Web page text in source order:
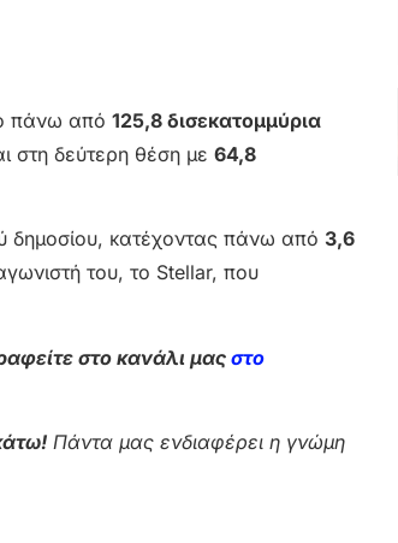
πάνω από 125,8 δισεκατομμύρια
στη δεύτερη θέση με 64,8
δημοσίου, κατέχοντας πάνω από 3,6
του, το Stellar, που
στο κανάλι μας στο
Πάντα μας ενδιαφέρει η γνώμη